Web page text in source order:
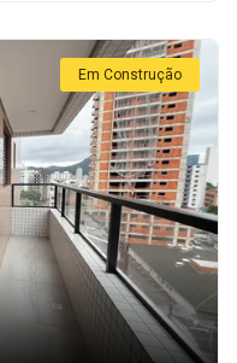
Em Construção